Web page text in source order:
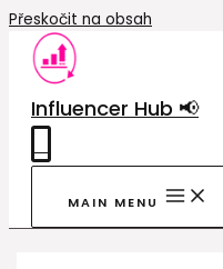
Přeskočit na obsah
Influencer Hub 📢
MAIN MENU